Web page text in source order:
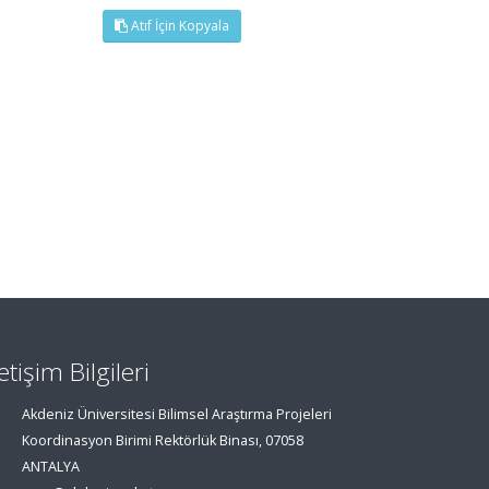
Atıf İçin Kopyala
Bilgileri
Akdeniz Üniversitesi Bilimsel Araştırma Projeleri
Koordinasyon Birimi Rektörlük Binası, 07058
ANTALYA